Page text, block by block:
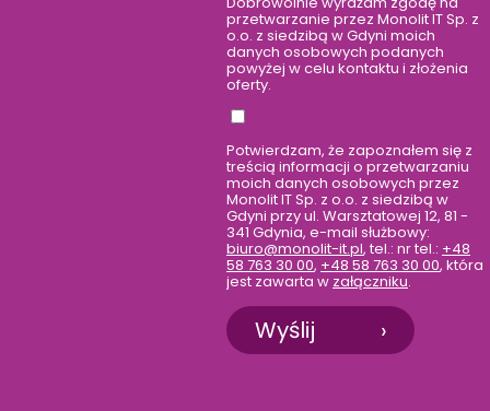
przetwarzanie przez Monolit IT Sp. z
o.o. z siedzibą w Gdyni moich
danych osobowych podanych
powyżej w celu kontaktu i złożenia
oferty.
Potwierdzam, że zapoznałem się z
treścią informacji o przetwarzaniu
moich danych osobowych przez
Monolit IT Sp. z o.o. z siedzibą w
Gdyni przy ul. Warsztatowej 12, 81 -
341 Gdynia, e-mail służbowy:
biuro@monolit-it.pl, tel.: nr tel.: +48
58 763 30 00, +48 58 763 30 00, która
jest zawarta w załączniku.
Wyślij